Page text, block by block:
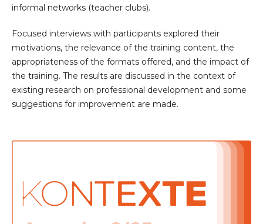
informal networks (teacher clubs).
Focused interviews with participants explored their
motivations, the relevance of the training content, the
appropriateness of the formats offered, and the impact of
the training. The results are discussed in the context of
existing research on professional development and some
suggestions for improvement are made.